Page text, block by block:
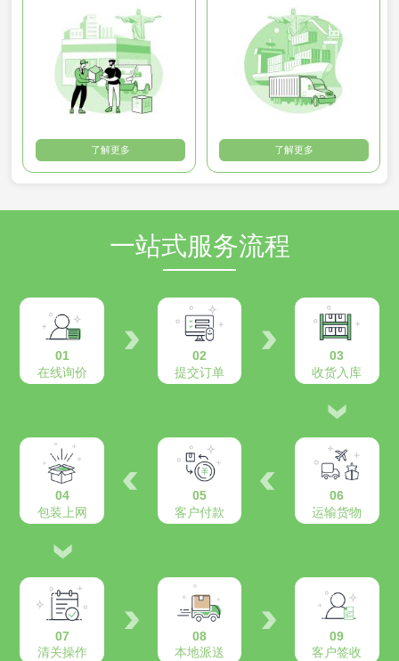
了解更多 了解更多
一站式服务流程
01
在线询价
02
提交订单
03
收货入库
04
包装上网
05
客户付款
06
运输货物
07
清关操作
08
本地派送
09
客户签收